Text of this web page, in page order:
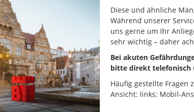
Diese und ähnliche
Während unserer
uns gerne um Ihr
sehr wichtig – daher
Bei akuten
bitte direkt telefonisch
Häufig gestellte Fragen
Ansicht: links; Mobil-